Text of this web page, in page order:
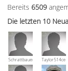
Bereits 6509
Die letzten 10
Schrattbauer Taylor514ce